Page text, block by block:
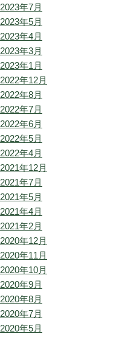
2023年7月
2023年5月
2023年4月
2023年3月
2023年1月
2022年12月
2022年8月
2022年7月
2022年6月
2022年5月
2022年4月
2021年12月
2021年7月
2021年5月
2021年4月
2021年2月
2020年12月
2020年11月
2020年10月
2020年9月
2020年8月
2020年7月
2020年5月